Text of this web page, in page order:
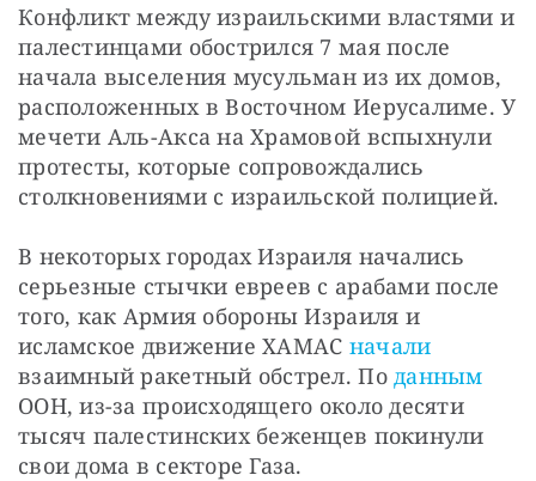
Конфликт между израильскими властями и
палестинцами обострился 7 мая после
начала выселения мусульман из их домов,
расположенных в Восточном Иерусалиме. У
мечети Аль-Акса на Храмовой вспыхнули
протесты, которые сопровождались
столкновениями с израильской полицией.
В некоторых городах Израиля начались
серьезные стычки евреев с арабами после
того, как Армия обороны Израиля и
исламское движение ХАМАС начали
взаимный ракетный обстрел. По данным
ООН, из-за происходящего около десяти
тысяч палестинских беженцев покинули
свои дома в секторе Газа.